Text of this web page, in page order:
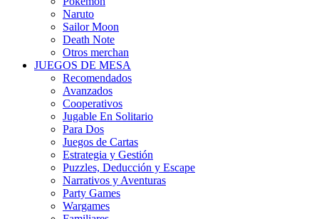
Naruto
Sailor Moon
Death Note
Otros merchan
JUEGOS DE MESA
Recomendados
Avanzados
Cooperativos
Jugable En Solitario
Para Dos
Juegos de Cartas
Estrategia y Gestión
Puzzles, Deducción y Escape
Narrativos y Aventuras
Party Games
Wargames